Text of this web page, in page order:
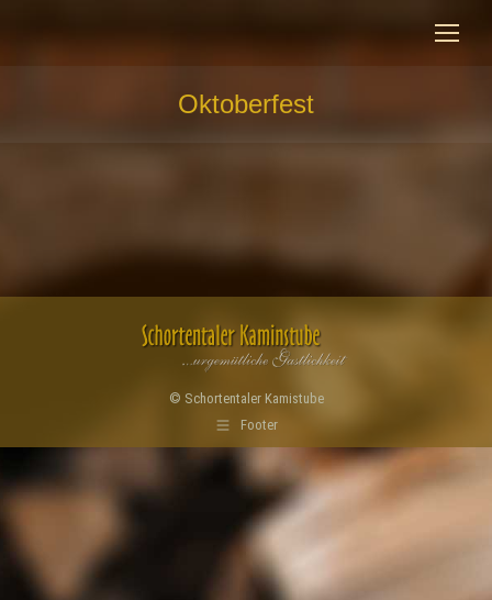
Oktoberfest
© Schortentaler Kamistube
Footer